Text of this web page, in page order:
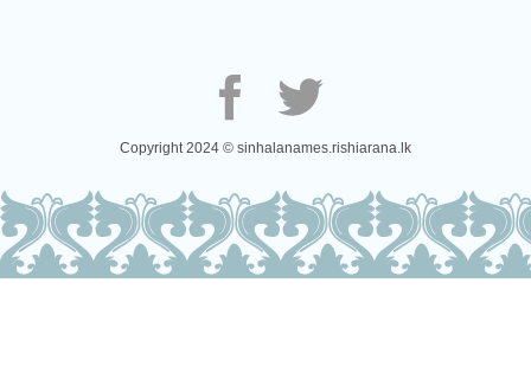
Copyright 2024 © sinhalanames.rishiarana.lk